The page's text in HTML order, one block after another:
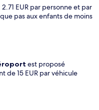
EUR par personne et par
pas aux enfants de moins
est proposé
de 15 EUR par véhicule